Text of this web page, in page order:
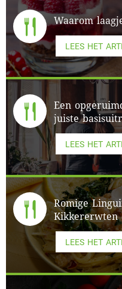
Waarom
LEES HET
Een
juiste
LEES HET
Romige
Kikkererwten
LEES HET